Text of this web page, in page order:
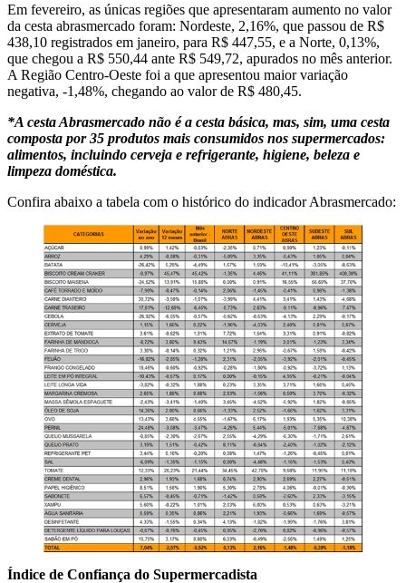
Em fevereiro, as únicas regiões que apresentaram aumento no valor
da cesta abrasmercado foram: Nordeste, 2,16%, que passou de R$
438,10 registrados em janeiro, para R$ 447,55, e a Norte, 0,13%,
que chegou a R$ 550,44 ante R$ 549,72, apurados no mês anterior.
A Região Centro-Oeste foi a que apresentou maior variação
negativa, -1,48%, chegando ao valor de R$ 480,45.
*A cesta Abrasmercado não é a cesta básica, mas, sim, uma cesta
composta por 35 produtos mais consumidos nos supermercados:
alimentos, incluindo cerveja e refrigerante, higiene, beleza e
limpeza doméstica.
Confira abaixo a tabela com o histórico do indicador Abrasmercado:
Índice de Confiança do Supermercadista